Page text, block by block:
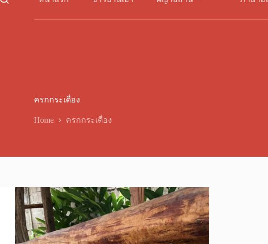
ครกกระเดื่อง
Home ครกกระเดื่อง